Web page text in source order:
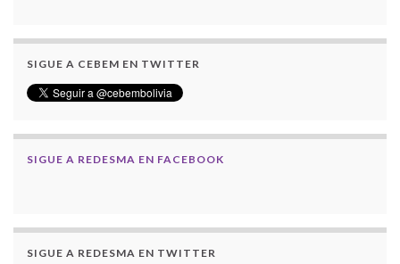
SIGUE A CEBEM EN TWITTER
SIGUE A REDESMA EN FACEBOOK
SIGUE A REDESMA EN TWITTER